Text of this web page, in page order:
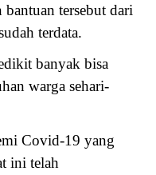
tersebut dari
terdata.
banyak bisa
warga sehari-
Covid-19 yang
ini telah